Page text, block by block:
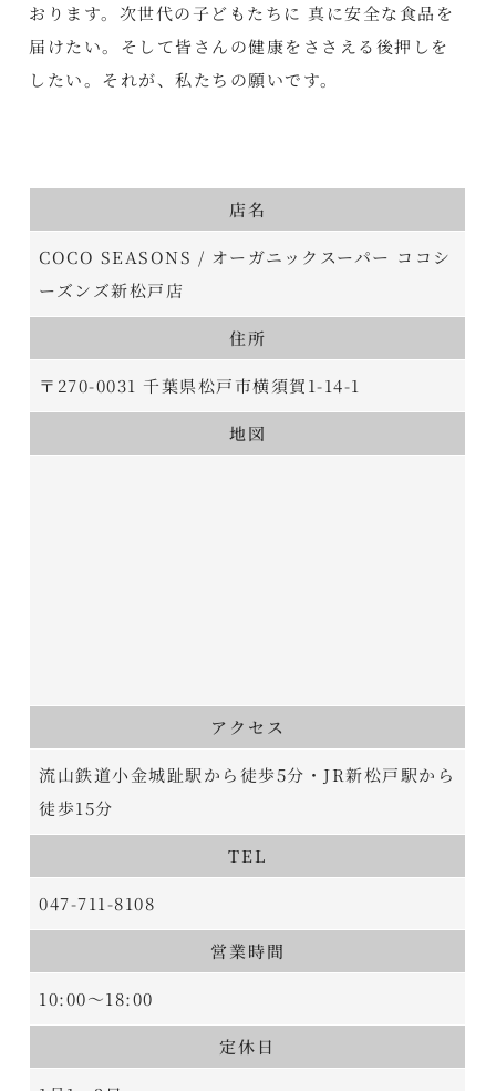
おります。次世代の子どもたちに 真に安全な食品を
届けたい。そして皆さんの健康をささえる後押しを
したい。それが、私たちの願いです。
店名
COCO SEASONS / オーガニックスーパー ココシ
ーズンズ新松戸店
住所
〒270-0031 千葉県松戸市横須賀1-14-1
地図
アクセス
流山鉄道小金城趾駅から徒歩5分・JR新松戸駅から
徒歩15分
TEL
047-711-8108
営業時間
10:00～18:00
定休日